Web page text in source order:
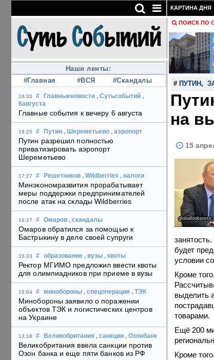
Наши ленты:
#Главная
#ВСЯ #Скандалы
18:33 # Главныеновости , Сутьсобытий ,
6августа
Главные события к вечеру 6 августа
18:25 # Путин , Шереметьево , аэропорт
Путин разрешил полностью
приватизировать аэропорт
Шереметьево
17:27 # Решетников , Wildberries , налоги
Минэкономразвития прорабатывает
меры поддержки предпринимателей
после атак на склады Wildberries
16:27 # Омаров , скандалы
Омаров обратился за помощью к
Бастрыкину в деле своей супруги
15:33 # образование , вузы , квоты
Ректор МГИМО предложил ввести квоты
для олимпиадников при приеме в вузы
15:04 # минобороны , спецоперация , ТЭК
Минобороны заявило о поражении
объектов ТЭК и логистических центров
на Украине
13:18 # Великобритания , санкции , Озонбанк
Великобритания ввела санкции против
Озон банка и еще пяти банков из РФ
КАРТИНА ДНЯ
ПОИСК ПО
# ПУТИН ,
на
15
будет
условии
Кроме
выделить
товарами.
Ещё 200
Кроме